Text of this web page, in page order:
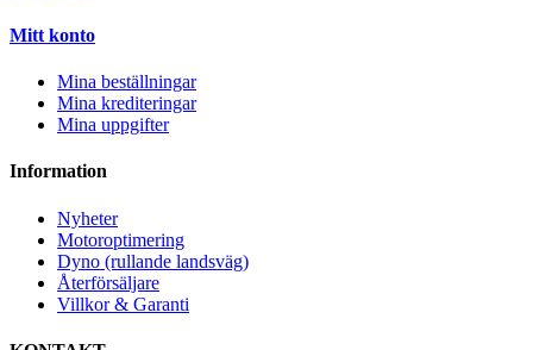
Mitt konto
Mina beställningar
Mina krediteringar
Mina uppgifter
Information
Nyheter
Motoroptimering
Dyno (rullande landsväg)
Återförsäljare
Villkor & Garanti